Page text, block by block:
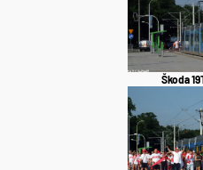
Škoda